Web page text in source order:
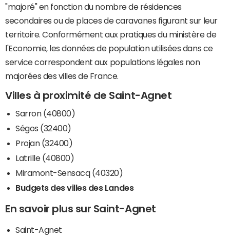
"majoré" en fonction du nombre de résidences
secondaires ou de places de caravanes figurant sur leur
territoire. Conformément aux pratiques du ministère de
l'Economie, les données de population utilisées dans ce
service correspondent aux populations légales non
majorées des villes de France.
Villes à proximité de Saint-Agnet
Sarron (40800)
Ségos (32400)
Projan (32400)
Latrille (40800)
Miramont-Sensacq (40320)
Budgets des villes des Landes
En savoir plus sur Saint-Agnet
Saint-Agnet